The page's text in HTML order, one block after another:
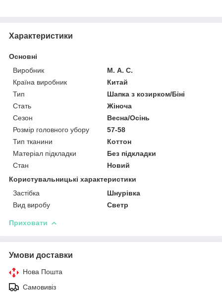
Характеристики
Основні
Виробник
М. А. С.
Країна виробник
Китай
Тип
Шапка з козирком/Біні
Стать
Жіноча
Сезон
Весна/Осінь
Розмір головного убору
57-58
Тип тканини
Коттон
Матеріал підкладки
Без підкладки
Стан
Новий
Користувальницькі характеристики
Застібка
Шнурівка
Вид виробу
Светр
Приховати
Умови доставки
Нова Пошта
Самовивіз